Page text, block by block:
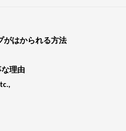
がはかられる方法
理由